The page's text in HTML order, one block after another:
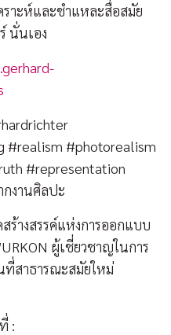
ราะห์และชำแหละสื่อสมัย
นั่นเอง
#realism #photorealism
#representation
งานศิลปะ
ร้างสรรค์แห่งการออกแบบ
ผู้เชี่ยวชาญในการ
สาธารณะสมัยใหม่
: